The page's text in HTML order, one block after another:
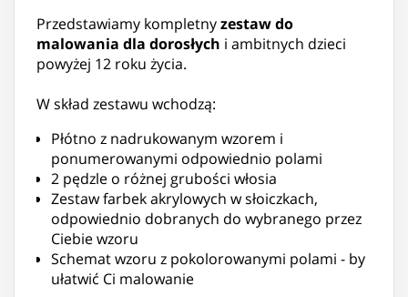
Przedstawiamy kompletnyzestaw do
malowania dla dorosłych i ambitnych dzieci
powyżej 12 roku życia.
W skład zestawu wchodzą:
Płótno z nadrukowanym wzorem i
ponumerowanymi odpowiednio polami
2 pędzle o różnej grubości włosia
Zestaw farbek akrylowych w słoiczkach,
odpowiednio dobranych do wybranego przez
Ciebie wzoru
Schemat wzoru z pokolorowanymi polami - by
ułatwić Ci malowanie